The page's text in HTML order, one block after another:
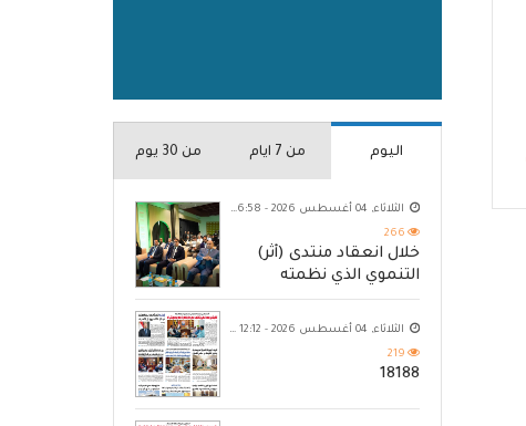
اليوم من 7 ايام من 30 يوم
الثلاثاء, 04 أغسطس 2026 - 06:58 م
266
خلال انعقاد منتدى (أثر)
التنموي الذي نظمته
مؤسسة حضرموت
الثلاثاء, 04 أغسطس 2026 - 12:12 ص
219
18188